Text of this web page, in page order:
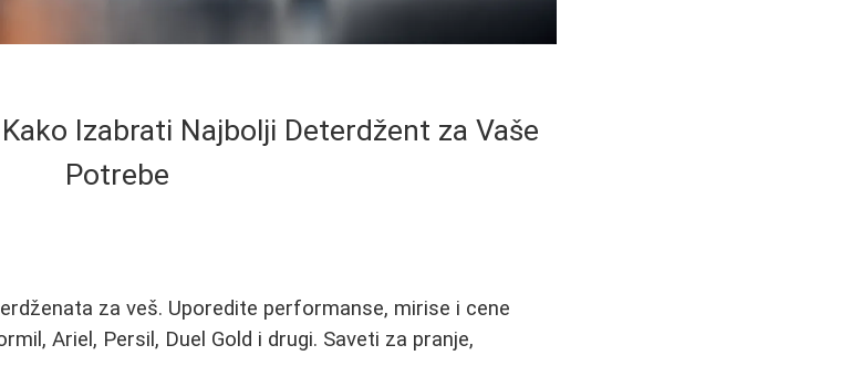
Izabrati Najbolji Deterdžent za Vaše
Potrebe
za veš. Uporedite performanse, mirise i cene
Ariel, Persil, Duel Gold i drugi. Saveti za pranje,